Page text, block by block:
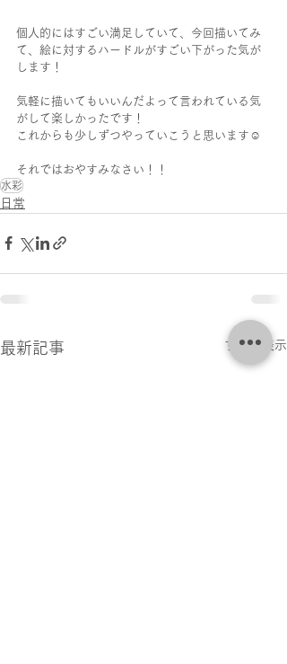
個人的にはすごい満足していて、今回描いてみ
て、絵に対するハードルがすごい下がった気が
します！
気軽に描いてもいいんだよって言われている気
がして楽しかったです！
これからも少しずつやっていこうと思います☺️
それではおやすみなさい！！
水彩
日常
最新記事 すべて表示